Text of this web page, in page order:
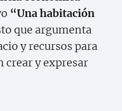
“Una habitación
que argumenta
y recursos para
crear y expresar